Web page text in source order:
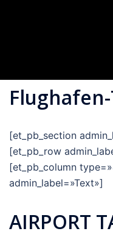
[et_pb_section
[et_pb_row
[et_pb_column
admin_label=»Text»]
AIRPORT